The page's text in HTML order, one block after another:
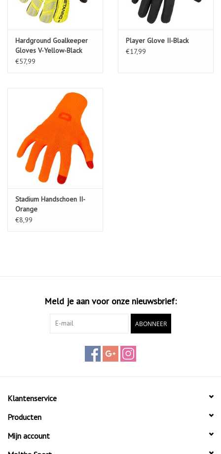
Hardground Goalkeeper
Gloves V-Yellow-Black
€57,99
Player Glove II-Black
€17,99
Stadium Handschoen II-
Orange
€8,99
Meld je aan voor onze nieuwsbrief:
ABONNEER
Klantenservice
Producten
Mijn account